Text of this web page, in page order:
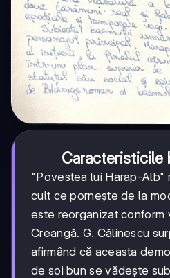
Caracteristicile
"Povestea lui Harap-Alb"
cult ce pornește de la
este reorganizat conform
Creangă. G. Călinescu
afirmând că aceasta
de soi bun se vădește